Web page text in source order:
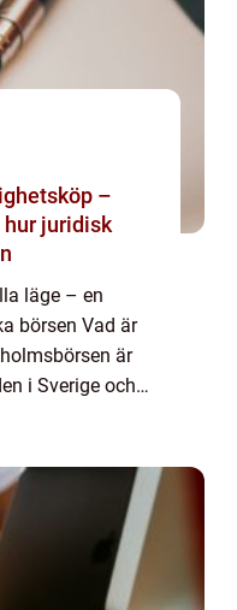
–
hur juridisk
läge – en
börsen Vad är
är
i Sverige och